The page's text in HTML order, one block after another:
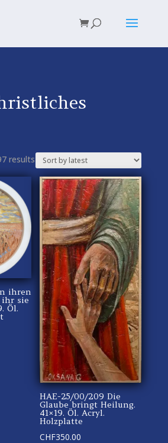
results
ihren
ihr sie
Öl.
HAE-25/00/209 Die
Glaube bringt Heilung.
41×19. Öl. Acryl.
Holzplatte
CHF350.00